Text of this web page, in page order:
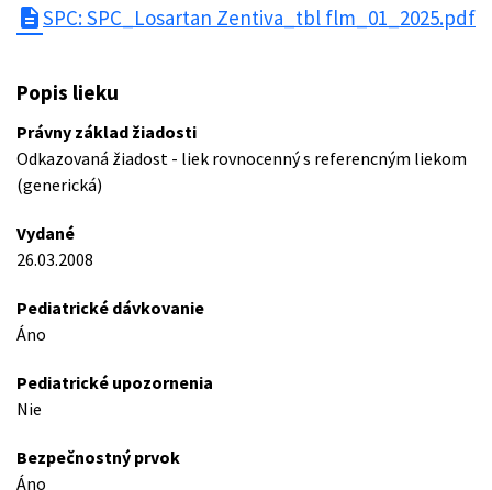
descriptionSPC: SPC_Losartan Zentiva_tbl flm_01_2025.pdf
Popis lieku
Právny základ žiadosti
Odkazovaná žiadost - liek rovnocenný s referencným liekom
(generická)
Vydané
26.03.2008
Pediatrické dávkovanie
Áno
Pediatrické upozornenia
Nie
Bezpečnostný prvok
Áno